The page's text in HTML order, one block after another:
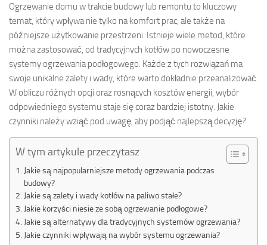
Ogrzewanie domu w trakcie budowy lub remontu to kluczowy
temat, który wpływa nie tylko na komfort prac, ale także na
późniejsze użytkowanie przestrzeni. Istnieje wiele metod, które
można zastosować, od tradycyjnych kotłów po nowoczesne
systemy ogrzewania podłogowego. Każde z tych rozwiązań ma
swoje unikalne zalety i wady, które warto dokładnie przeanalizować.
W obliczu różnych opcji oraz rosnących kosztów energii, wybór
odpowiedniego systemu staje się coraz bardziej istotny. Jakie
czynniki należy wziąć pod uwagę, aby podjąć najlepszą decyzję?
W tym artykule przeczytasz
Jakie są najpopularniejsze metody ogrzewania podczas
budowy?
Jakie są zalety i wady kotłów na paliwo stałe?
Jakie korzyści niesie ze sobą ogrzewanie podłogowe?
Jakie są alternatywy dla tradycyjnych systemów ogrzewania?
Jakie czynniki wpływają na wybór systemu ogrzewania?